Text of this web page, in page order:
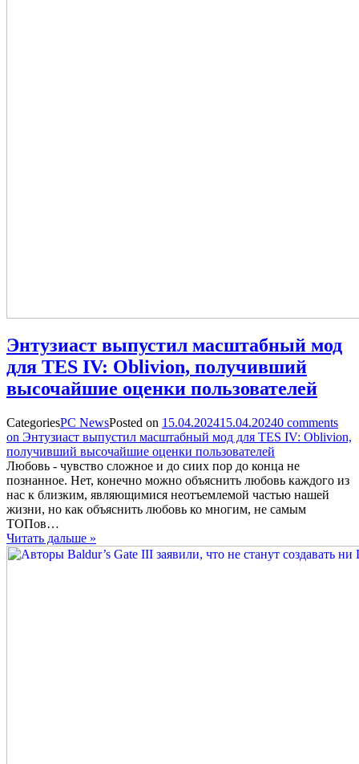
Энтузиаст выпустил масштабный мод
для TES IV: Oblivion, получивший
высочайшие оценки пользователей
CategoriesPC NewsPosted on 15.04.202415.04.20240 comments
on Энтузиаст выпустил масштабный мод для TES IV: Oblivion,
получивший высочайшие оценки пользователей
Любовь - чувство сложное и до сиих пор до конца не
познанное. Нет, конечно можно объяснить любовь каждого из
нас к близким, являющимися неотъемлемой частью нашей
жизни, но как объяснить любовь ко многим, не самым
ТОПов…
Читать дальше »